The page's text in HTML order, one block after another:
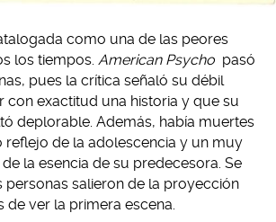
como una de las peores
los tiempos. American Psycho pasó
pues la crítica señaló su débil
con exactitud una historia y que su
deplorable. Además, había muertes
reflejo de la adolescencia y un muy
la esencia de su predecesora. Se
personas salieron de la proyección
de ver la primera escena.